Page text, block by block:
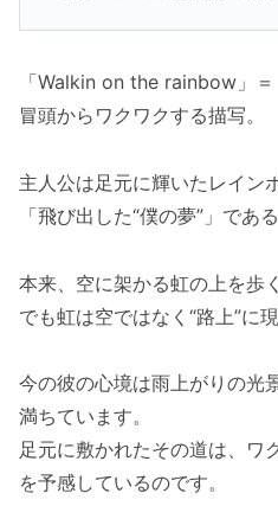
「Walkin on the rainbow」＝
冒頭からワクワクする描写。
主人公は足元に輝いたレイン
「飛び出した“僕の夢”」であ
本来、空に架かる虹の上を歩
でも虹は空ではなく“路上”に現
今の彼の心境は雨上がりの光
満ちています。
足元に敷かれたその道は、ワ
を予感しているのです。